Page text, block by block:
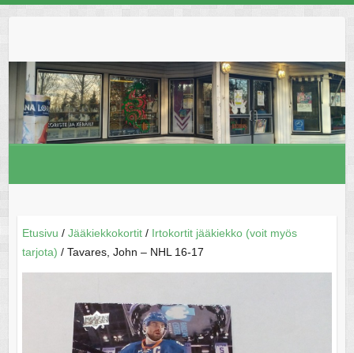
Etusivu / Jääkiekkokortit/ Irtokortit jääkiekko (voit myös
tarjota) / Tavares, John – NHL 16-17